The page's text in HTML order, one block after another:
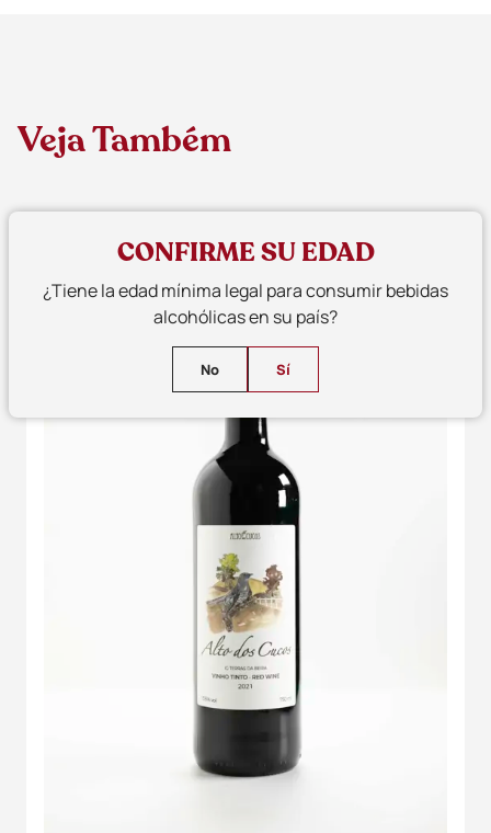
Veja Também
CONFIRME SU EDAD
¿Tiene la edad mínima legal para consumir bebidas
alcohólicas en su país?
No Sí